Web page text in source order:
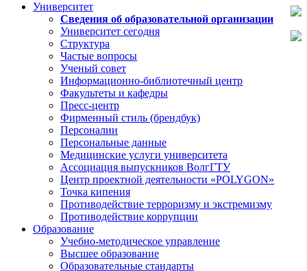
Университет
Сведения об образовательной организации
Университет сегодня
Структура
Частые вопросы
Ученый совет
Информационно-библиотечный центр
Факультеты и кафедры
Пресс-центр
Фирменный стиль (брендбук)
Персоналии
Персональные данные
Медицинские услуги университета
Ассоциация выпускников ВолгГТУ
Центр проектной деятельности «POLYGON»
Точка кипения
Противодействие терроризму и экстремизму
Противодействие коррупции
Образование
Учебно-методическое управление
Высшее образование
Образовательные стандарты